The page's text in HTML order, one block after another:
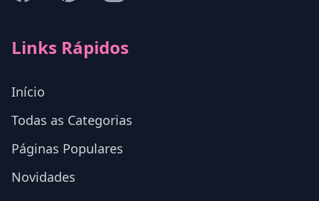
Links Rápidos
Início
Todas as Categorias
Páginas Populares
Novidades